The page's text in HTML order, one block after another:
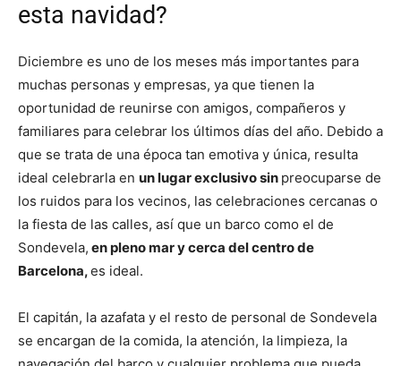
esta navidad?
Diciembre es uno de los meses más importantes para
muchas personas y empresas, ya que tienen la
oportunidad de reunirse con amigos, compañeros y
familiares para celebrar los últimos días del año. Debido a
que se trata de una época tan emotiva y única, resulta
ideal celebrarla en un lugar exclusivo sin preocuparse de
los ruidos para los vecinos, las celebraciones cercanas o
la fiesta de las calles, así que un barco como el de
Sondevela, en pleno mar y cerca del centro de
Barcelona,es ideal.
El capitán, la azafata y el resto de personal de Sondevela
se encargan de la comida, la atención, la limpieza, la